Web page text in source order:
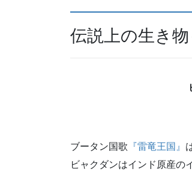
伝説上の生き
ブータン国歌 『雷竜王国』
ビャクダンはインド原産の